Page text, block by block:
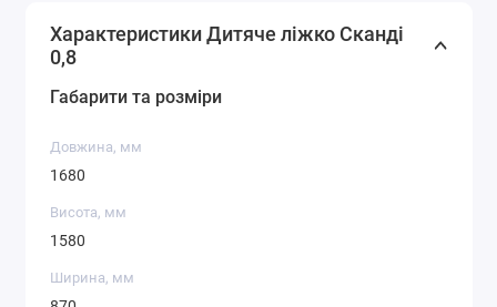
Характеристики Дитяче ліжко Сканді
0,8
Габарити та розміри
Довжина, мм
1680
Висота, мм
1580
Ширина, мм